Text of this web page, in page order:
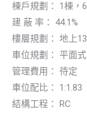
棟戶規劃： 1棟，
建 蔽 率： 44.1%
樓層規劃： 地上
車位規劃： 平面
管理費用： 待定
車位配比： 1:1.83
結構工程： RC